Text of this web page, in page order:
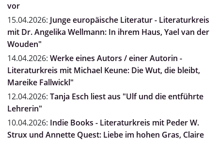
vor
15.04.2026: Junge europäische Literatur - Literaturkreis
mit Dr. Angelika Wellmann: In ihrem Haus, Yael van der
Wouden"
14.04.2026: Werke eines Autors / einer Autorin -
Literaturkreis mit Michael Keune: Die Wut, die bleibt,
Mareike Fallwickl"
12.04.2026: Tanja Esch liest aus "Ulf und die entführte
Lehrerin"
10.04.2026: Indie Books - Literaturkreis mit Peder W.
Strux und Annette Quest: Liebe im hohen Gras, Claire